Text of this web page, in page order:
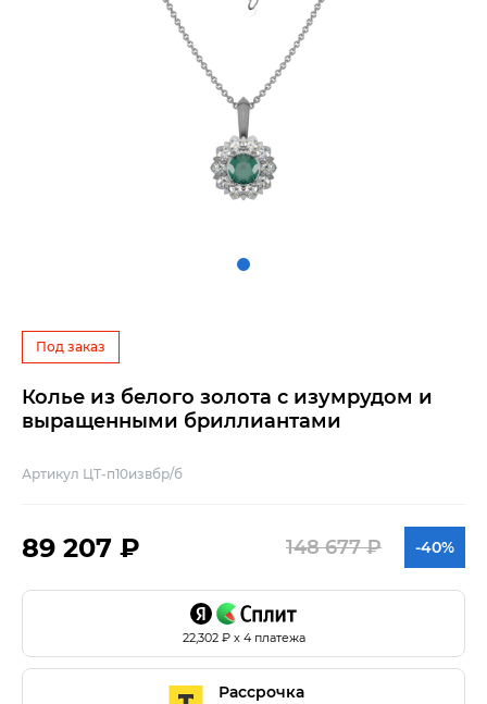
Под заказ
Колье из белого золота с изумрудом и
выращенными бриллиантами
Артикул ЦТ-п10извбр/б
89 207 ₽ 148 677 ₽ -40%
22,302₽ х 4 платежа
Рассрочка